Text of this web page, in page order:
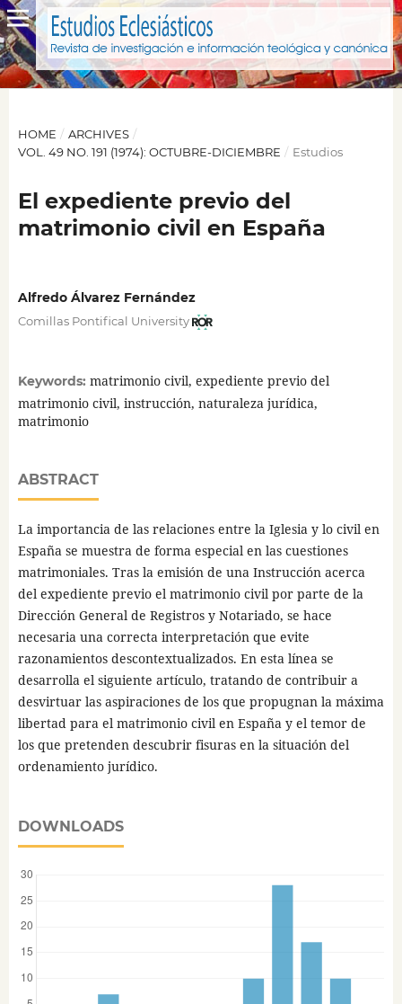
HOME / ARCHIVES /
VOL. 49 NO. 191 (1974): OCTUBRE-DICIEMBRE / Estudios
El expediente previo del
matrimonio civil en España
Alfredo Álvarez Fernández
Comillas Pontifical University
Keywords: matrimonio civil, expediente previo del
matrimonio civil, instrucción, naturaleza jurídica,
matrimonio
ABSTRACT
La importancia de las relaciones entre la Iglesia y lo civil en
España se muestra de forma especial en las cuestiones
matrimoniales. Tras la emisión de una Instrucción acerca
del expediente previo el matrimonio civil por parte de la
Dirección General de Registros y Notariado, se hace
necesaria una correcta interpretación que evite
razonamientos descontextualizados. En esta línea se
desarrolla el siguiente artículo, tratando de contribuir a
desvirtuar las aspiraciones de los que propugnan la máxima
libertad para el matrimonio civil en España y el temor de
los que pretenden descubrir fisuras en la situación del
ordenamiento jurídico.
DOWNLOADS